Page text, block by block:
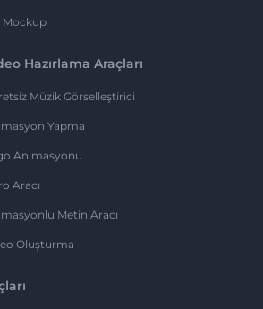
Mockup
Hazırlama Araçları
Müzik Görselleştirici
Yapma
Animasyonu
Aracı
Metin Aracı
Oluşturma